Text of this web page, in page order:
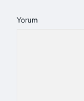
Yorum